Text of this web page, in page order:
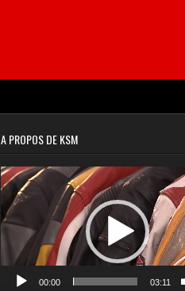
A PROPOS DE KSM
Lecteur
vidéo
00:00 03:11